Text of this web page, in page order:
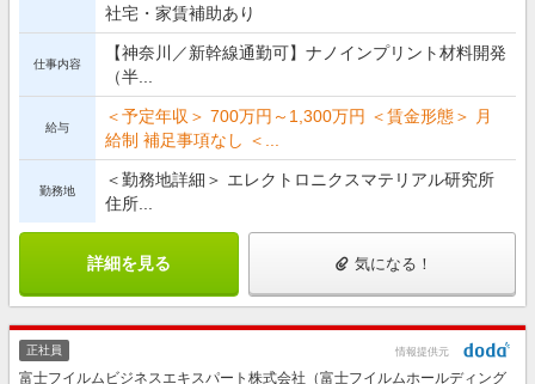
社宅・家賃補助あり
仕事内容
【神奈川／新幹線通勤可】ナノインプリント材料開発
（半...
給与
＜予定年収＞ 700万円～1,300万円 ＜賃金形態＞ 月
給制 補足事項なし ＜...
勤務地
＜勤務地詳細＞ エレクトロニクスマテリアル研究所
住所...
詳細を見る 気になる！
正社員 情報提供元
富士フイルムビジネスエキスパート株式会社（富士フイルムホールディング